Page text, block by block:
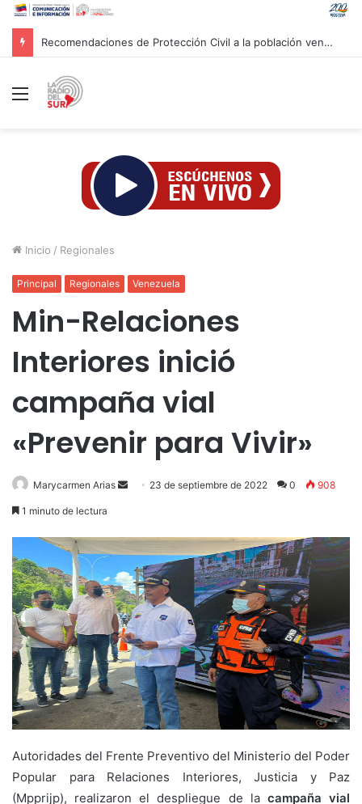
Recomendaciones de Protección Civil a la población venezolana ante fenómeno climatológico «El Niño»
Menú
Inicio / Regionales
Principal Regionales Venezuela
Min-Relaciones
Interiores inició
campaña vial
«Prevenir para Vivir»
Marycarmen Arias
Send 23 de septiembre de 2022 0 908
1 minuto de lectura
Autoridades del Frente Preventivo del Ministerio del Poder
Popular para Relaciones Interiores, Justicia y Paz
(Mpprijp), realizaron el despliegue de la campaña vial